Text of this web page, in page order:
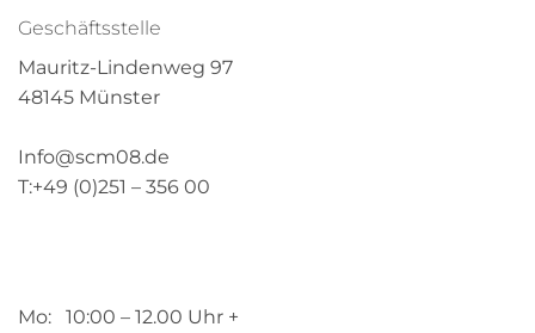
Geschäftsstelle
Mauritz-Lindenweg 97
48145 Münster
Info@scm08.de
T:+49 (0)251 – 356 00
Mo: 10:00 – 12.00 Uhr +